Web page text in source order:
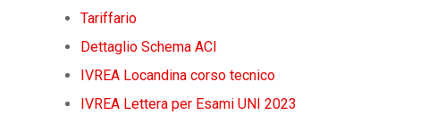
Tariffario
Dettaglio Schema ACI
IVREA Locandina corso tecnico
IVREA Lettera per Esami UNI 2023